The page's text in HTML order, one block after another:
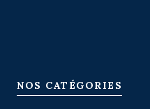
NOS CATÉGORIES